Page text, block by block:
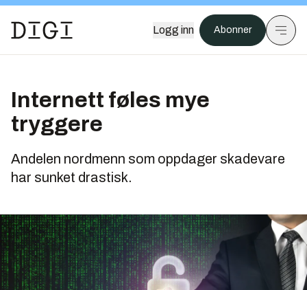
Logg inn Abonner
Internett føles mye
tryggere
Andelen nordmenn som oppdager skadevare
har sunket drastisk.